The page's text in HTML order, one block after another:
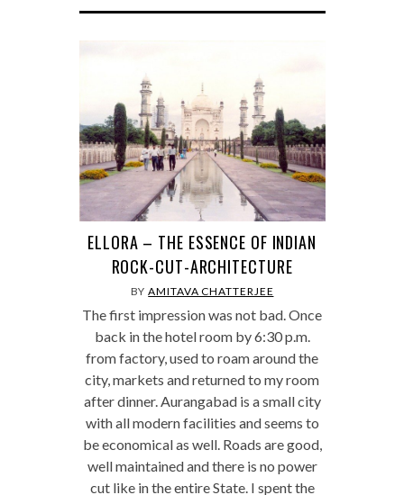
ELLORA – THE ESSENCE OF INDIAN
ROCK-CUT-ARCHITECTURE
BYAMITAVA CHATTERJEE
The first impression was not bad. Once
back in the hotel room by 6:30 p.m.
from factory, used to roam around the
city, markets and returned to my room
after dinner. Aurangabad is a small city
with all modern facilities and seems to
be economical as well. Roads are good,
well maintained and there is no power
cut like in the entire State. I spent the